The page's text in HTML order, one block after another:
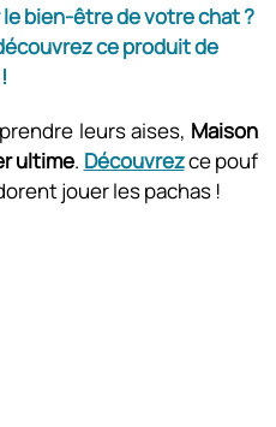
bien-être de votre chat ?
ce produit de
leurs aises, Maison
ultime. Découvrezce pouf
jouer les pachas !